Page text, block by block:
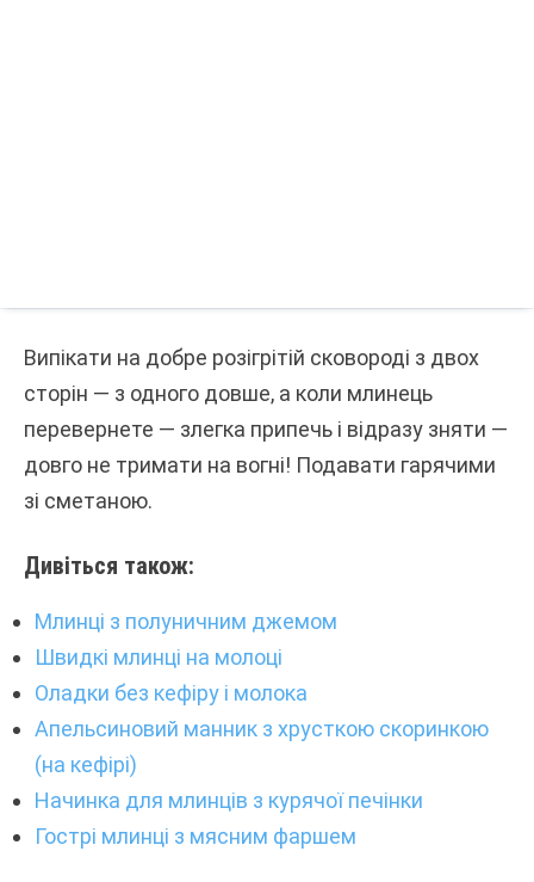
Випікати на добре розігрітій сковороді з двох
сторін — з одного довше, а коли млинець
перевернете — злегка припечь і відразу зняти —
довго не тримати на вогні! Подавати гарячими
зі сметаною.
Дивіться також:
Млинці з полуничним джемом
Швидкі млинці на молоці
Оладки без кефіру і молока
Апельсиновий манник з хрусткою скоринкою
(на кефірі)
Начинка для млинців з курячої печінки
Гострі млинці з мясним фаршем